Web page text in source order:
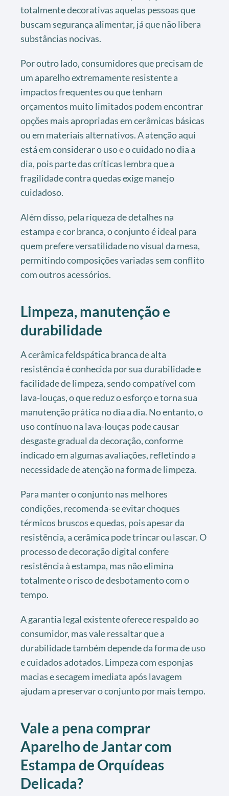
totalmente decorativas aquelas pessoas que
buscam segurança alimentar, já que não libera
substâncias nocivas.
Por outro lado, consumidores que precisam de
um aparelho extremamente resistente a
impactos frequentes ou que tenham
orçamentos muito limitados podem encontrar
opções mais apropriadas em cerâmicas básicas
ou em materiais alternativos. A atenção aqui
está em considerar o uso e o cuidado no dia a
dia, pois parte das críticas lembra que a
fragilidade contra quedas exige manejo
cuidadoso.
Além disso, pela riqueza de detalhes na
estampa e cor branca, o conjunto é ideal para
quem prefere versatilidade no visual da mesa,
permitindo composições variadas sem conflito
com outros acessórios.
Limpeza, manutenção e
durabilidade
A cerâmica feldspática branca de alta
resistência é conhecida por sua durabilidade e
facilidade de limpeza, sendo compatível com
lava-louças, o que reduz o esforço e torna sua
manutenção prática no dia a dia. No entanto, o
uso contínuo na lava-louças pode causar
desgaste gradual da decoração, conforme
indicado em algumas avaliações, refletindo a
necessidade de atenção na forma de limpeza.
Para manter o conjunto nas melhores
condições, recomenda-se evitar choques
térmicos bruscos e quedas, pois apesar da
resistência, a cerâmica pode trincar ou lascar. O
processo de decoração digital confere
resistência à estampa, mas não elimina
totalmente o risco de desbotamento com o
tempo.
A garantia legal existente oferece respaldo ao
consumidor, mas vale ressaltar que a
durabilidade também depende da forma de uso
e cuidados adotados. Limpeza com esponjas
macias e secagem imediata após lavagem
ajudam a preservar o conjunto por mais tempo.
Vale a pena comprar
Aparelho de Jantar com
Estampa de Orquídeas
Delicada?